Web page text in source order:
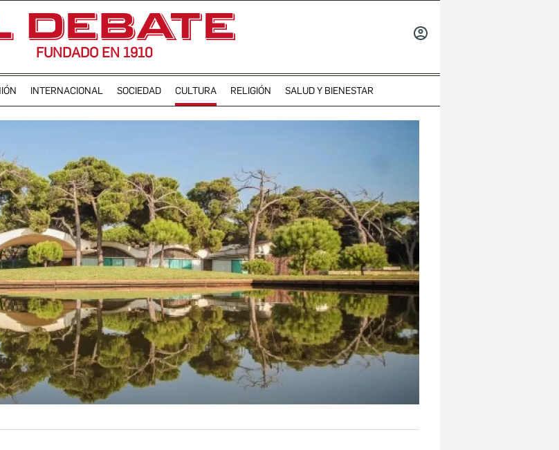
FUNDADO EN 1910
INTERNACIONAL SOCIEDAD CULTURA RELIGIÓN SALUD Y BIENESTAR